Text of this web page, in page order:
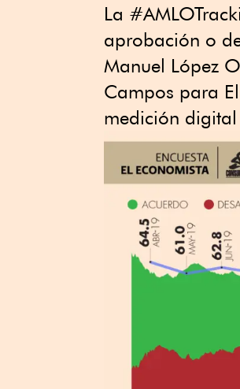
La
aprobación o
Manuel López
Campos para
medición